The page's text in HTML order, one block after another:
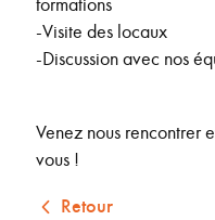
-Visite des locaux
-Discussion avec nos
Venez nous rencontrer
vous !
Retour